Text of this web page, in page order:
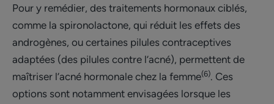
Pour y remédier, des traitements hormonaux ciblés,
comme la spironolactone, qui réduit les effets des
androgènes, ou certaines pilules contraceptives
adaptées (des pilules contre l’acné), permettent de
maîtriser l’acné hormonale chez la femme(6). Ces
options sont notamment envisagées lorsque les